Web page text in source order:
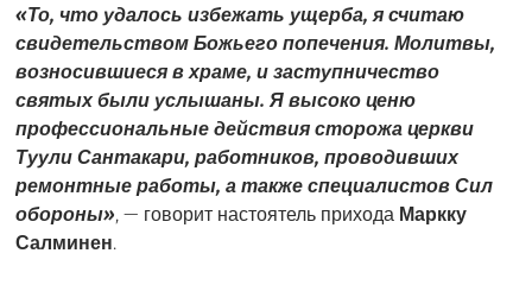
«То, что удалось избежать ущерба, я считаю
свидетельством Божьего попечения. Молитвы,
возносившиеся в храме, и заступничество
святых были услышаны. Я высоко ценю
профессиональные действия сторожа церкви
Туули Сантакари, работников, проводивших
ремонтные работы, а также специалистов Сил
обороны», — говорит настоятель прихода Маркку
Салминен.